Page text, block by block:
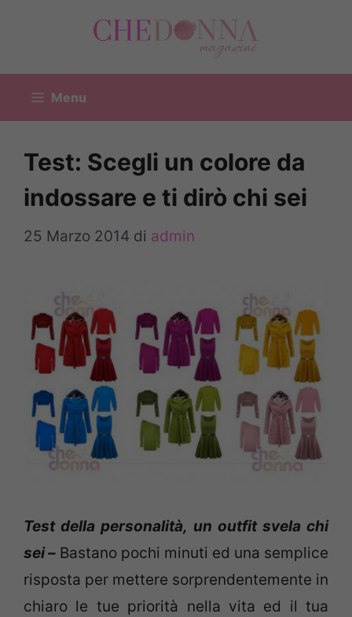
Menu
Test: Scegli un colore da
indossare e ti dirò chi sei
25 Marzo 2014 di admin
Test della personalità, un outfit svela chi
sei – Bastano pochi minuti ed una semplice
risposta per mettere sorprendentemente in
chiaro le tue priorità nella vita ed il tua